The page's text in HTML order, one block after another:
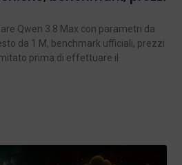
Qwen 3.8 Max con parametri da
da 1 M, benchmark ufficiali, prezzi
prima di effettuare il